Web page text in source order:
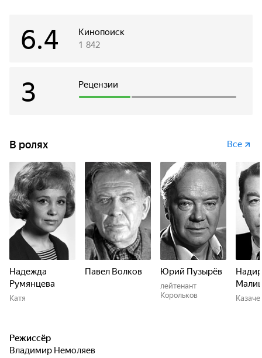
советские моряки топят вражескую лодку, а отважная
разведчица Катя, хорошо знающая горные тропинки
Кинопоиск
6.4 1 842
Рецензии
3
В ролях Все
Надежда
Румянцева
Катя
Павел Волков Юрий Пузырёв
лейтенант
Корольков
Надир
Режиссёр
Владимир Немоляев